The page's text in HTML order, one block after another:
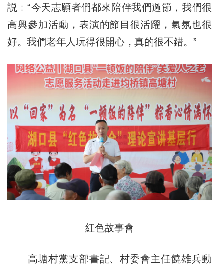
説：“今天志願者們都來陪伴我們過節，我們很
高興參加活動，表演的節目很活躍，氣氛也很
好。我們老年人玩得很開心，真的很不錯。”
紅色故事會
高塘村黨支部書記、村委會主任饒雄兵動